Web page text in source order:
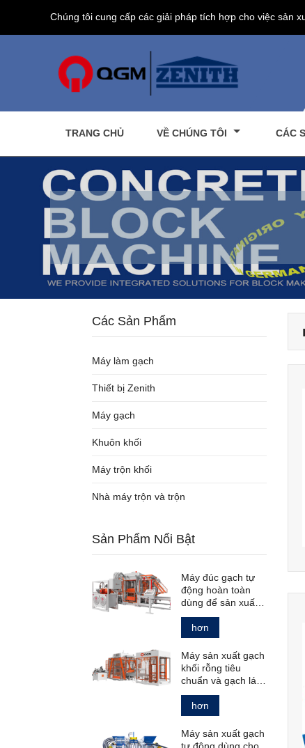
Chúng tôi cung cấp các giải pháp tích hợp cho việc sản
TRANG CHỦ VỀ CHÚNG TÔI CÁC
Các Sản Phẩm
Máy làm gạch
Thiết bị Zenith
Máy gạch
Khuôn khối
Máy trộn khối
Nhà máy trộn và trộn
Sản Phẩm Nổi Bật
Máy đúc gạch tự
động hoàn toàn
dùng để sản xuất
gạch lát đường
rỗng tiêu chuẩn.
hơn
Máy sản xuất gạch
khối rỗng tiêu
chuẩn và gạch lát
nền
hơn
Máy sản xuất gạch
tự động dùng cho